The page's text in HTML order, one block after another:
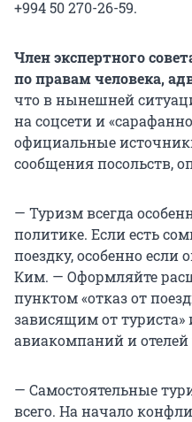
+994 50 270-26-59.
Член экспертного
по правам человека,
что в нынешней
на соцсети и
официальные
сообщения посольств,
— Туризм всегда
политике. Если есть
поездку, особенно если
Ким. — Оформляйте
пунктом «отказ от
зависящим от туриста»
авиакомпаний и отелей
— Самостоятельные
всего. На начало